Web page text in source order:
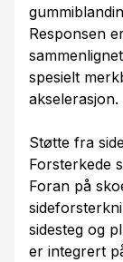
Responsen
spesielt
akselerasjon.
Støtte fra
Forsterkede
Foran på
sidesteg og
er integrert